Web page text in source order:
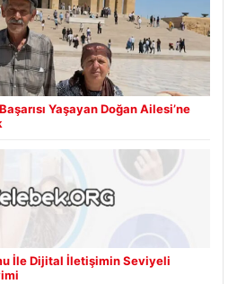
Yaşayan Doğan Ailesi’ne
İle Dijital İletişimin Seviyeli